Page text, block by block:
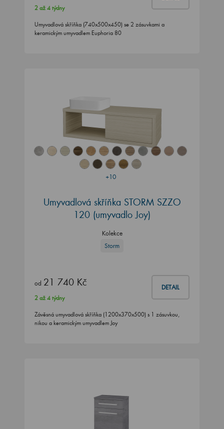
2 až 4 týdny
Umyvadlová skříňka (740x500x450) se 2 zásuvkami a
keramickým umyvadlem Euphoria 80
+10
Umyvadlová skříňka STORM SZZO
120 (umyvadlo Joy)
Kolekce
Storm
od 21 740 Kč DETAIL
2 až 4 týdny
Závěsná umyvadlová skříňka (1200x370x500) s 1 zásuvkou,
nikou a keramickým umyvadlem Joy